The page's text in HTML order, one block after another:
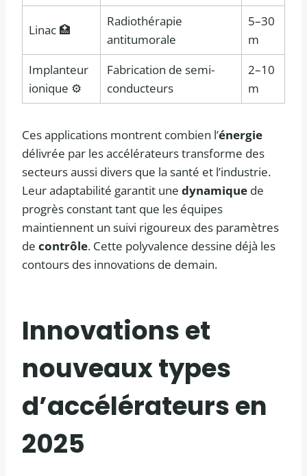
Linac 🏥
Radiothérapie
antitumorale
5–30
m
Implanteur
ionique ⚙️
Fabrication de semi-
conducteurs
2–10
m
Ces applications montrent combien l’énergie
délivrée par les accélérateurs transforme des
secteurs aussi divers que la santé et l’industrie.
Leur adaptabilité garantit une dynamique de
progrès constant tant que les équipes
maintiennent un suivi rigoureux des paramètres
de contrôle. Cette polyvalence dessine déjà les
contours des innovations de demain.
Innovations et
nouveaux types
d’accélérateurs en
2025